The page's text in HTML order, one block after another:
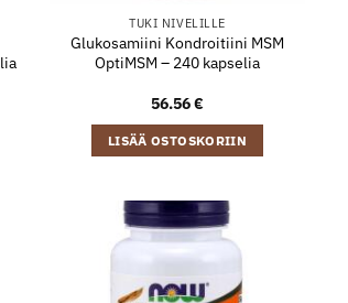
TUKI NIVELILLE
Glukosamiini Kondroitiini MSM
OptiMSM – 240 kapselia
56.56€
LISÄÄ OSTOSKORIIN